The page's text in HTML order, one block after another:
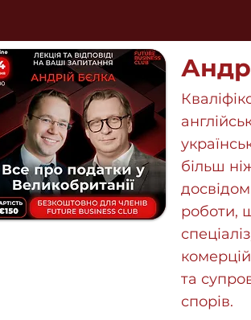
більш
роботи,
та
спорів.